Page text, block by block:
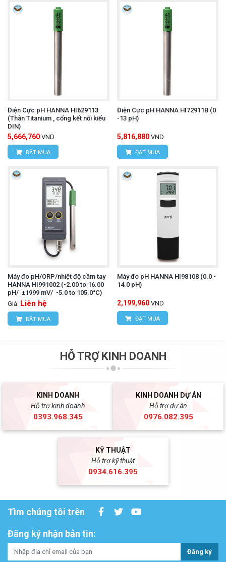
Điện Cực pH HANNA HI629113
(Thân Titanium , cổng kết nối kiểu
DIN)
5,666,760 VND
ĐẶT MUA
Điện Cực pH HANNA HI72911B (0
-13 pH)
5,816,880 VND
ĐẶT MUA
Máy đo pH/ORP/nhiệt độ cầm tay
HANNA HI991002 (-2.00 to 16.00
pH/ ±1999 mV/ -5.0 to 105.0°C)
Giá: Liên hệ
ĐẶT MUA
Máy đo pH HANNA HI98108 (0.0 -
14.0 pH)
2,199,960 VND
ĐẶT MUA
HỖ TRỢ KINH DOANH
KINH DOANH
Hỗ trợ kinh doanh
0393.968.345
KINH DOANH DỰ ÁN
Hỗ trợ dự án
0976.082.395
KỸ THUẬT
Hỗ trợ kỹ thuật
0934.616.395
Tìm chúng tôi trên
Đăng ký nhận bản tin:
Đăng ký